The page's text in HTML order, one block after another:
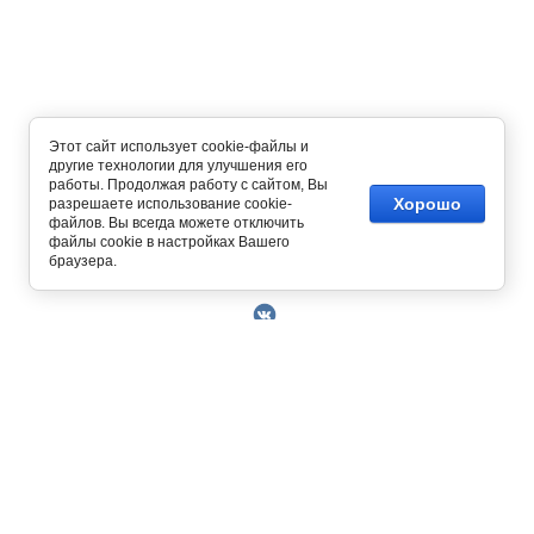
Copyright © 2014 - 2026
Этот сайт использует cookie-файлы и
другие технологии для улучшения его
работы. Продолжая работу с сайтом, Вы
разрешаете использование cookie-
файлов. Вы всегда можете отключить
файлы cookie в настройках Вашего
браузера.
Хорошо